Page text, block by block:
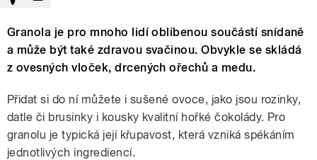
Granola je pro mnoho lidí oblíbenou součástí snídaně
a může být také zdravou svačinou. Obvykle se skládá
z ovesných vloček, drcených ořechů a medu.
Přidat si do ní můžete i sušené ovoce, jako jsou rozinky,
datle či brusinky i kousky kvalitní hořké čokolády. Pro
granolu je typická její křupavost, která vzniká spékáním
jednotlivých ingrediencí.